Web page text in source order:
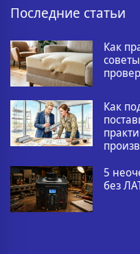
Последние статьи
Как
Как
5
без